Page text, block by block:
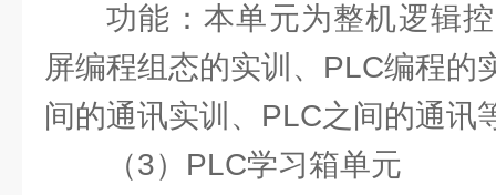
功能：本单元为整机逻辑
屏编程组态的实训、PLC编程的
间的通讯实训、PLC之间的通讯
（3）PLC学习箱单元